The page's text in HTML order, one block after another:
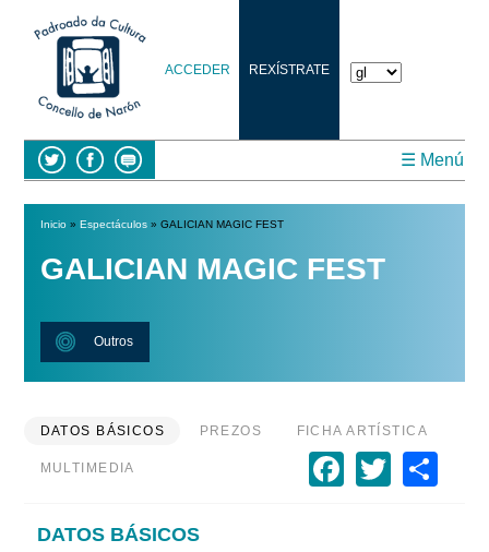
ACCEDER REXÍSTRATE
☰ Menú
Vostede está aquí
Inicio» Espectáculos» GALICIAN MAGIC FEST
GALICIAN MAGIC FEST
Outros
DATOS BÁSICOS PREZOS FICHA ARTÍSTICA
MULTIMEDIA
DATOS BÁSICOS